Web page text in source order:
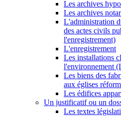
Les archives
Les archives
L'administration
des actes civils
l'enregistrement)
L'enregistrement
Les installations
l'environnement
Les biens des
aux églises
Les édifices
Un justificatif ou un
Les textes